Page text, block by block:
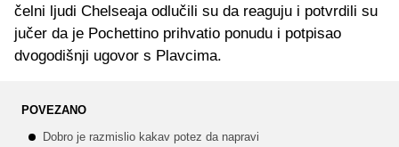
čelni ljudi Chelseaja odlučili su da reaguju i potvrdili su
jučer da je Pochettino prihvatio ponudu i potpisao
dvogodišnji ugovor s Plavcima.
POVEZANO
Dobro je razmislio kakav potez da napravi